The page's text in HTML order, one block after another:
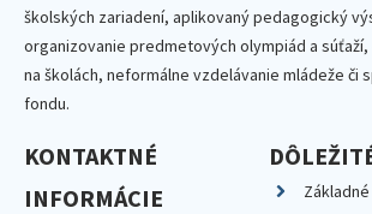
školských zariadení, aplikovaný pedagogický
organizovanie predmetových olympiád a
na školách, neformálne vzdelávanie mládeže či
fondu.
KONTAKTNÉ
INFORMÁCIE